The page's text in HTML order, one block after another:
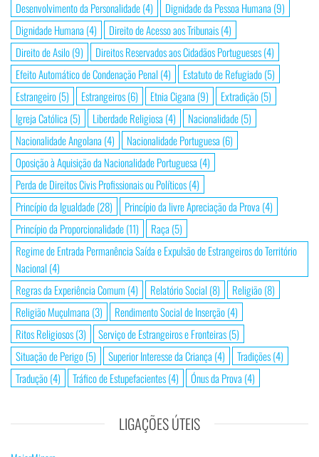
Desenvolvimento da Personalidade(4) Dignidade da Pessoa Humana (9)
Dignidade Humana (4) Direito de Acesso aos Tribunais(4)
Direito de Asilo(9) Direitos Reservados aos Cidadãos Portugueses(4)
Efeito Automático de Condenação Penal (4) Estatuto de Refugiado(5)
Estrangeiro(5) Estrangeiros(6) Etnia Cigana (9) Extradição(5)
Igreja Católica (5) Liberdade Religiosa (4) Nacionalidade(5)
Nacionalidade Angolana (4) Nacionalidade Portuguesa (6)
Oposição à Aquisição da Nacionalidade Portuguesa (4)
Perda de Direitos Civis Profissionais ou Políticos(4)
Princípio da Igualdade(28) Princípio da livre Apreciação da Prova (4)
Princípio da Proporcionalidade(11) Raça (5)
Regime de Entrada Permanência Saída e Expulsão de Estrangeiros do Território
Nacional (4)
Regras da Experiência Comum (4) Relatório Social (8) Religião(8)
Religião Muçulmana (3) Rendimento Social de Inserção(4)
Ritos Religiosos(3) Serviço de Estrangeiros e Fronteiras(5)
Situação de Perigo(5) Superior Interesse da Criança (4) Tradições(4)
Tradução(4) Tráfico de Estupefacientes(4) Ónus da Prova (4)
LIGAÇÕES ÚTEIS